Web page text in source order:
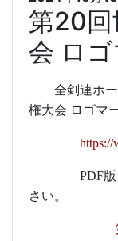
第20回
会 ロ
全剣連ホ
権大会 ロゴマ
https://
PDF
さい。